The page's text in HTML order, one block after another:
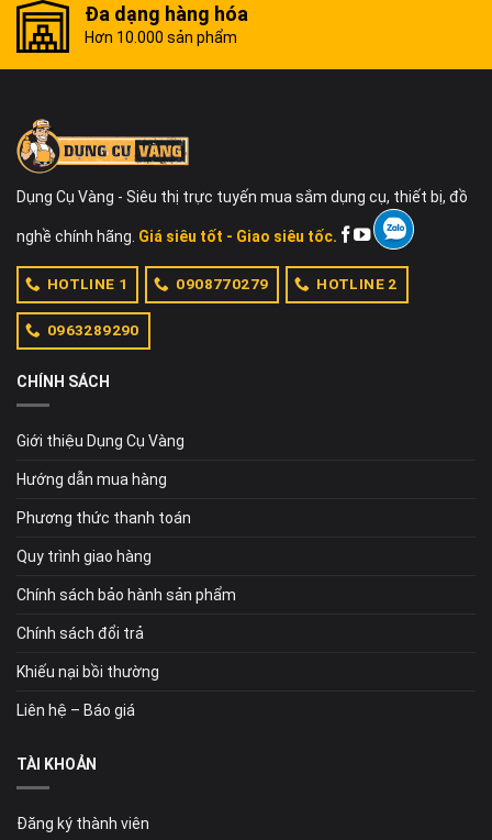
Đa dạng hàng hóa
Hơn 10.000 sản phẩm
Dụng Cụ Vàng - Siêu thị trực tuyến mua sắm dụng cụ, thiết bị, đồ
nghề chính hãng. Giá siêu tốt - Giao siêu tốc.
HOTLINE 1 0908770279 HOTLINE 2
0963289290
CHÍNH SÁCH
Giới thiệu Dụng Cụ Vàng
Hướng dẫn mua hàng
Phương thức thanh toán
Quy trình giao hàng
Chính sách bảo hành sản phẩm
Chính sách đổi trả
Khiếu nại bồi thường
Liên hệ – Báo giá
TÀI KHOẢN
Đăng ký thành viên